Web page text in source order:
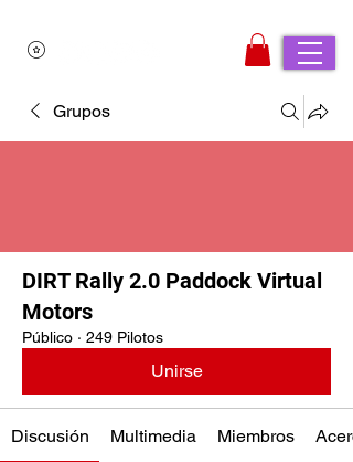
Grupos
DIRT Rally 2.0 Paddock Virtual
Motors
Público · 249 Pilotos
Unirse
Discusión Multimedia Miembros